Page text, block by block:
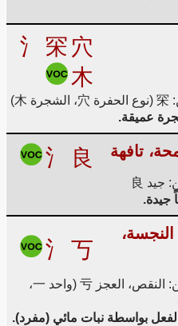
氵 罙 穴
木
عميقة.
تافهة 氵 良
جيدة.
النجسة،
氵 丂
اليسار: الماء 氵، اليمين: النقص، العجز 亏 (واحد 一،
بالفعل بواسطة نبات مائي (مفرد).